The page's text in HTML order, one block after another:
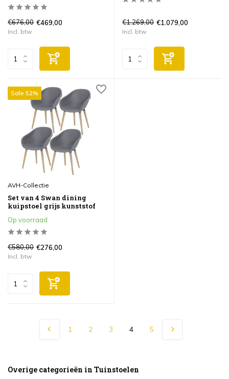
€676,00 €469,00
Incl. btw
€1.269,00 €1.079,00
Incl. btw
Sale 52%
AVH-Collectie
Set van 4 Swan dining
kuipstoel grijs kunststof
Op voorraad
€580,00 €276,00
Incl. btw
1 2 3 4 5
Overige categorieën in Tuinstoelen